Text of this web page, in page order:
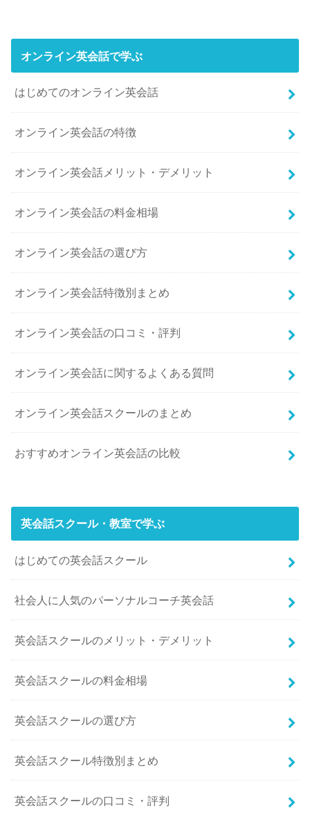
オンライン英会話で学ぶ
はじめてのオンライン英会話
オンライン英会話の特徴
オンライン英会話メリット・デメリット
オンライン英会話の料金相場
オンライン英会話の選び方
オンライン英会話特徴別まとめ
オンライン英会話の口コミ・評判
オンライン英会話に関するよくある質問
オンライン英会話スクールのまとめ
おすすめオンライン英会話の比較
英会話スクール・教室で学ぶ
はじめての英会話スクール
社会人に人気のパーソナルコーチ英会話
英会話スクールのメリット・デメリット
英会話スクールの料金相場
英会話スクールの選び方
英会話スクール特徴別まとめ
英会話スクールの口コミ・評判